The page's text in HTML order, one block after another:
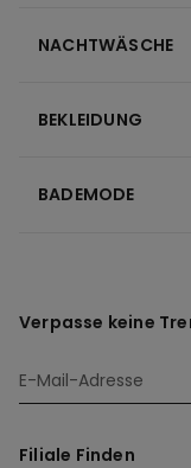
NACHTWÄSCHE
BEKLEIDUNG
BADEMODE
Verpasse keine
Filiale Finden